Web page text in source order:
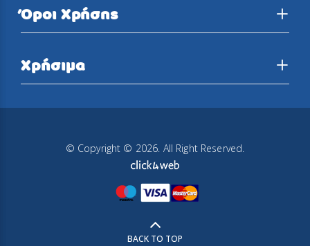
Όροι Χρήσης
Χρήσιμα
© Copyright © 2026. All Right Reserved.
BACK TO TOP